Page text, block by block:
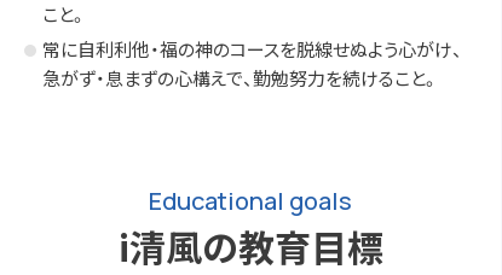
こと。
常に自利利他・福の神のコースを脱線せぬよう心がけ、
急がず・息まずの心構えで、勤勉努力を続けること。
Educational goals
i清風の教育目標